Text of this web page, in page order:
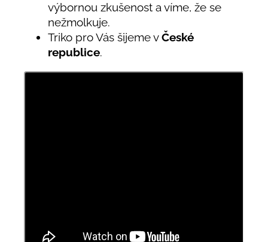
výbornou zkušenost a víme, že se
nežmolkuje.
Triko pro Vás šijeme vČeské
republice.